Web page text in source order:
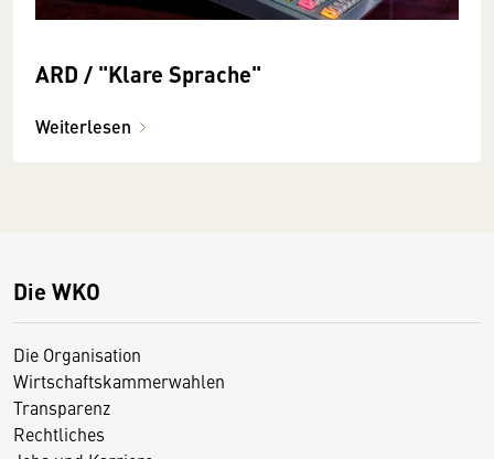
ARD / "Klare Sprache"
Weiterlesen
Die WKO
Die Organisation
Wirtschaftskammerwahlen
Transparenz
Rechtliches